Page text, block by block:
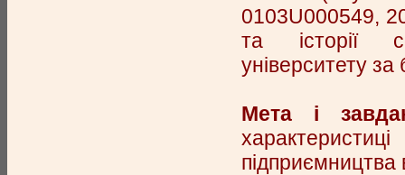
0103U000549,
та історії
університету за
Мета і
підприємництва